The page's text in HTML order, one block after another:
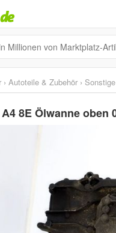
› Autoteile & Zubehör › Sonstige
8E Ölwanne oben